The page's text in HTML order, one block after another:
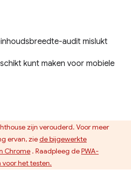
audit mislukt
kunt maken voor mobiele
zijn verouderd. Voor meer
ervan, ziede bijgewerkte
Chrome . Raadpleeg dePWA-
het testen.